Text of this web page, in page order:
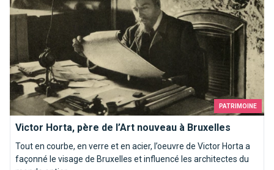
PATRIMOINE
Victor Horta, père de l’Art nouveau à Bruxelles
Tout en courbe, en verre et en acier, l’oeuvre de Victor Horta a
façonné le visage de Bruxelles et influencé les architectes du